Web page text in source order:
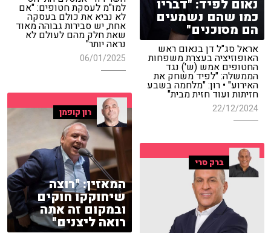
למו"מ לעסקת חטופים: "אם
לא נביא את כולם בעסקה
אחת, יש סבירות גבוהה מאוד
שאת חלק מהם לעולם לא
נראה יותר"
06/01/2025
נאום לפיד: "דבריו
כמו שהם נשמעים
הם מסוכנים"
אראל סג"ל דן בנאום ראש
האופוזיציה בעצרת משפחות
החטופים אמש (ש') נגד
הממשלה: "לפיד משחק את
האירוע" • רון: "מלחמה בשבע
חזיתות ועוד חזית מבית"
22/12/2024 רון קופמן
המאזין: "רוצה
שיחוקקו חוקים
ובמקום זה אתה
רואה ליצנים"
ברק סרי